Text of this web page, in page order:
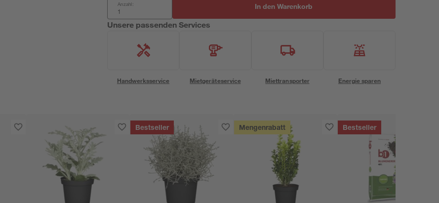
Anzahl: In den Warenkorb
Unsere passenden Services
Handwerksservice Mietgeräteservice Miettransporter Energie sparen
Bestseller Mengenrabatt Bestseller